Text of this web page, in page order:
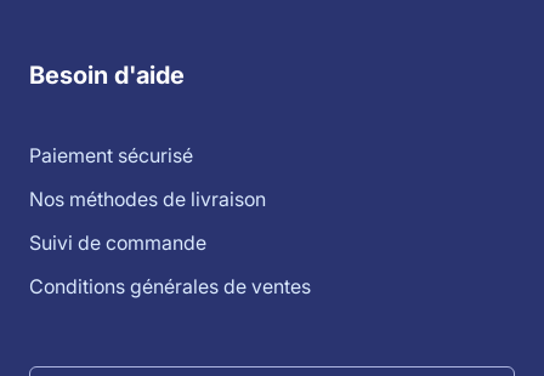
Besoin d'aide
Paiement sécurisé
Nos méthodes de livraison
Suivi de commande
Conditions générales de ventes